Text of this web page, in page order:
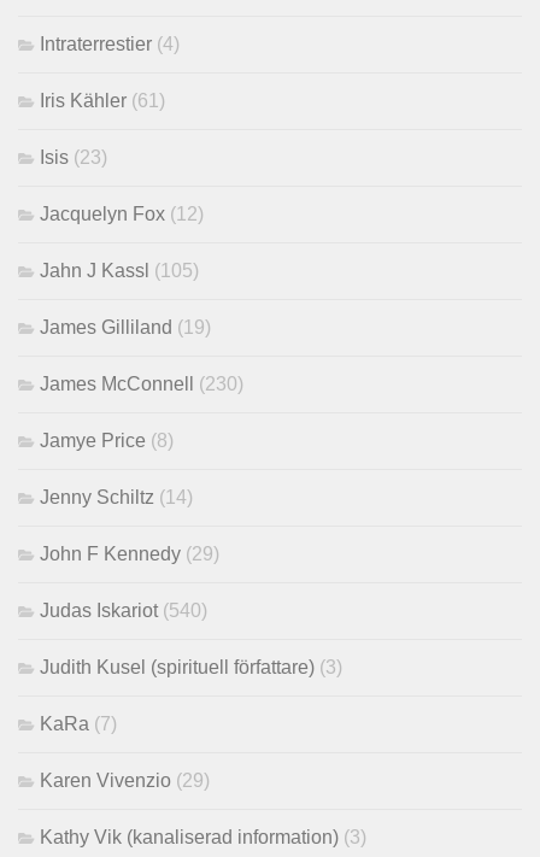
Intraterrestier (4)
Iris Kähler (61)
Isis (23)
Jacquelyn Fox (12)
Jahn J Kassl (105)
James Gilliland (19)
James McConnell (230)
Jamye Price (8)
Jenny Schiltz (14)
John F Kennedy (29)
Judas Iskariot (540)
Judith Kusel (spirituell författare) (3)
KaRa (7)
Karen Vivenzio (29)
Kathy Vik (kanaliserad information) (3)